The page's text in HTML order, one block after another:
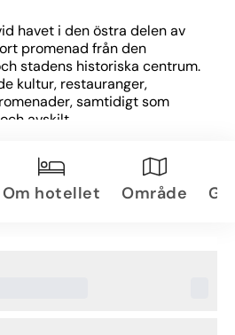
havet i den östra delen av
promenad från den
stadens historiska centrum.
kultur, restauranger,
samtidigt som
avskilt.
är individuellt inredda i
har balkong med utsikt över
finns bekvämligheter som
Om hotellet Område